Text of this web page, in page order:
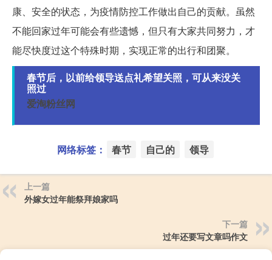
康、安全的状态，为疫情防控工作做出自己的贡献。虽然
不能回家过年可能会有些遗憾，但只有大家共同努力，才
能尽快度过这个特殊时期，实现正常的出行和团聚。
春节后，以前给领导送点礼希望关照，可从来没关
照过
爱淘粉丝网
网络标签： 春节 自己的 领导
上一篇
外嫁女过年能祭拜娘家吗
下一篇
过年还要写文章吗作文